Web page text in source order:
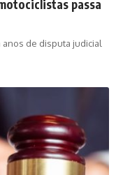
passa
de disputa judicial